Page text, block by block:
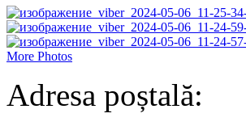
More Photos
Adresa poștală: